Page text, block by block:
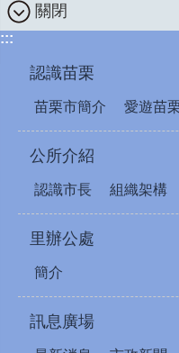
關閉
:::
認識苗栗
苗栗市簡介 愛遊苗
公所介紹
認識市長 組織架構
里辦公處
簡介
訊息廣場